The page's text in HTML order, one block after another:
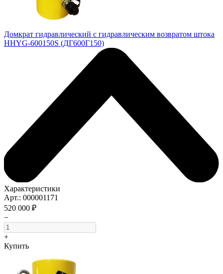
Домкрат гидравлический с гидравлическим возвратом штока
HHYG-600150S (ДГ600Г150)
Характеристики
Арт.: 000001171
520 000 ₽
−
+
Купить